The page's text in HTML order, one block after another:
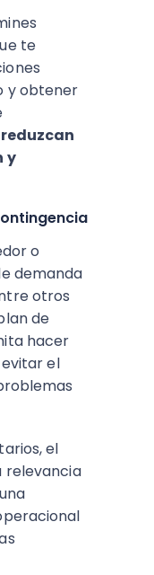
te
y obtener
reduzcan
y
o
demanda
otros
de
hacer
el
el
relevancia